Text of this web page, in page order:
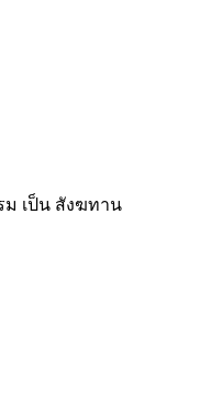
ม เป็น สังฆทาน